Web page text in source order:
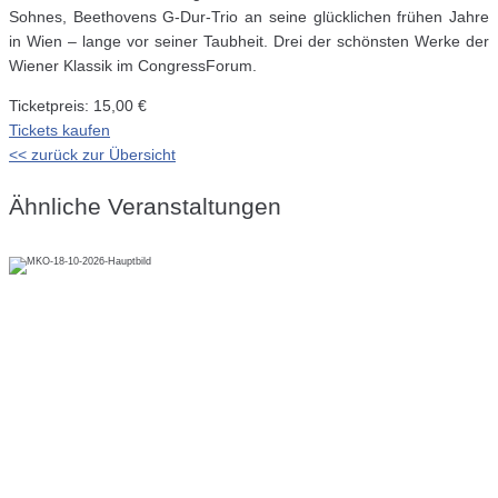
Sohnes, Beethovens G-Dur-Trio an seine glücklichen frühen Jahre
in Wien – lange vor seiner Taubheit. Drei der schönsten Werke der
Wiener Klassik im CongressForum.
Ticketpreis: 15,00 €
Tickets kaufen
<< zurück zur Übersicht
Ähnliche Veranstaltungen